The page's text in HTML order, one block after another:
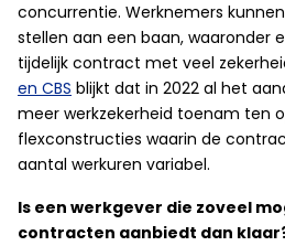
concurrentie. Werknemers
stellen aan een baan, waaronder
tijdelijk contract met veel
en CBS blijkt dat in 2022 al het
meer werkzekerheid toenam ten
flexconstructies waarin de
aantal werkuren variabel.
Is een werkgever die zoveel
contracten aanbiedt dan